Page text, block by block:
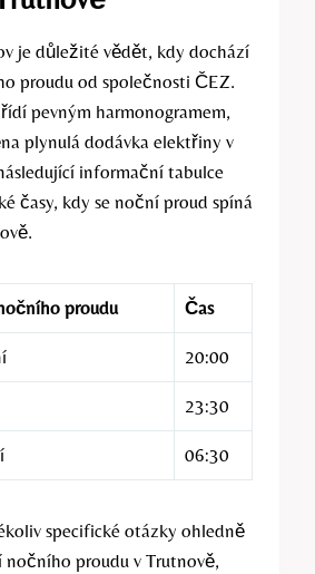
je důležité vědět, kdy dochází
proudu od společnosti ČEZ.
pevným harmonogramem,
plynulá dodávka elektřiny v
informační tabulce
časy, kdy se noční proud spíná
proudu Čas
20:00
23:30
06:30
specifické otázky ohledně
proudu v Trutnově,